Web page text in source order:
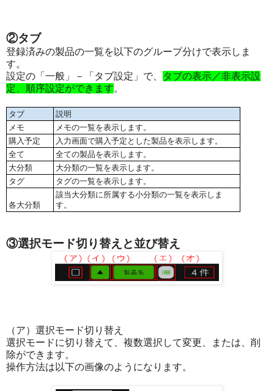
②タブ
登録済みの製品の一覧を以下のグループ分けで表示しま
す。
設定の「一般」－「タブ設定」で、
タブの表示／非表示設
定、順序設定ができます。
タブ
説明
メモ
メモの一覧を表示します。
購入予定
入力画面で購入予定とした製品を表示します。
全て
全ての製品を表示します。
大分類
大分類の一覧を表示します。
タグ
タグの一覧を表示します。
各大分類
該当大分類に所属する小分類の一覧を表示しま
す。
③選択モード切り替えと並び替え
（ア）選択モード切り替え
選択モードに切り替えて、複数選択して変更、または、削
除ができます。
操作方法は以下の画像のようになります。